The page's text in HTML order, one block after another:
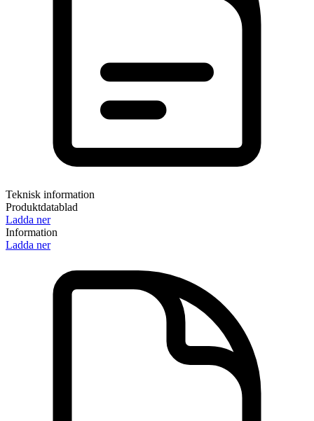
Teknisk information
Produktdatablad
Ladda ner
Information
Ladda ner